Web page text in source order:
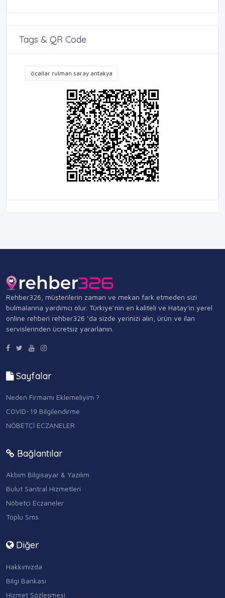
Tags & QR Code
öcallar rulman saray antakya
Rehber326, müşterilerin zaman ve mekan fark etmeden sizi
bulmalarına yardımcı olur. Türkiye’nin en kaliteli ve Hatay'ın yerel
online rehberi rehber326 ‘da sizde yerinizi alın, ürün ve ilan
servislerinden ücretsiz yararlanın.
Sayfalar
Neden Firmamı Eklemeliyim ?
COVID-19 Bilgilendirme
NÖBETÇİ ECZANELER
Bağlantılar
Akbim Bilgisayar & Yazılım
Bulut Santral Hizmetleri
Nöbetçi Eczaneler
Toplu Sms
Diğer
Hakkımızda
Bilgi Bankası
Hizmet Sözleşmesi